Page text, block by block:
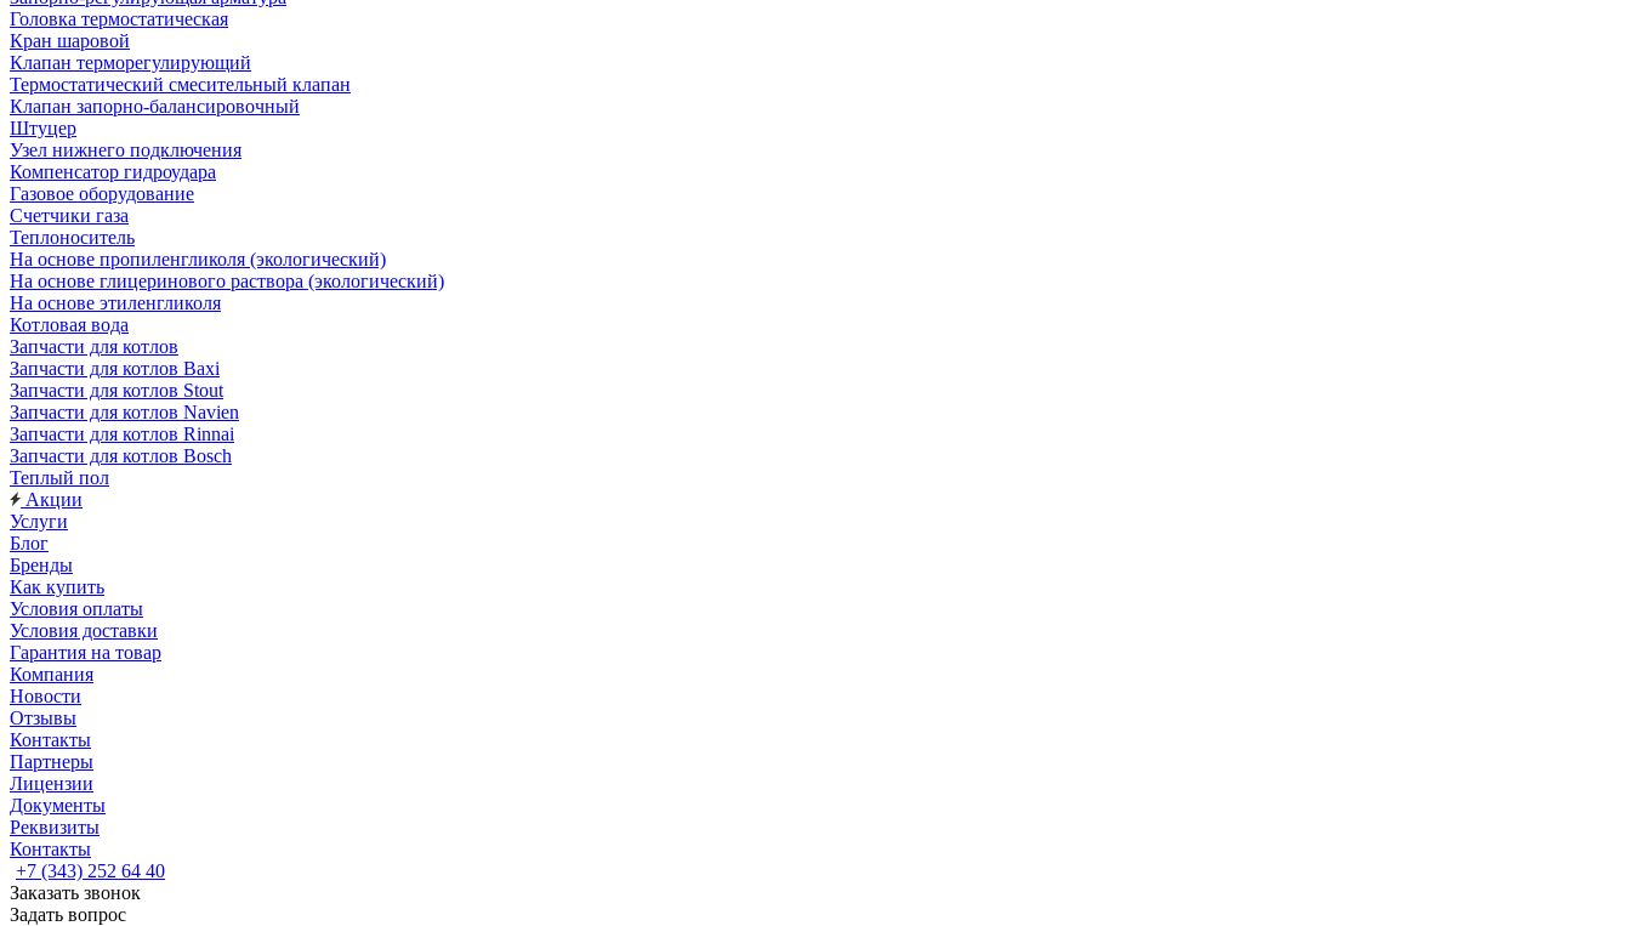
Головка термостатическая
Кран шаровой
Клапан терморегулирующий
Термостатический смесительный клапан
Клапан запорно-балансировочный
Штуцер
Узел нижнего подключения
Компенсатор гидроудара
Газовое оборудование
Счетчики газа
Теплоноситель
На основе пропиленгликоля (экологический)
На основе глицеринового раствора (экологический)
На основе этиленгликоля
Котловая вода
Запчасти для котлов
Запчасти для котлов Baxi
Запчасти для котлов Stout
Запчасти для котлов Navien
Запчасти для котлов Rinnai
Запчасти для котлов Bosch
Теплый пол
Акции
Услуги
Блог
Бренды
Как купить
Условия оплаты
Условия доставки
Гарантия на товар
Компания
Новости
Отзывы
Контакты
Партнеры
Лицензии
Документы
Реквизиты
Контакты
+7 (343) 252 64 40
Заказать звонок
Задать вопрос